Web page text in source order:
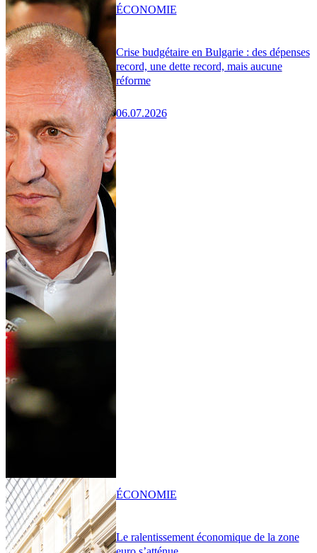
Crise budgétaire en Bulgarie : des dépenses
record, une dette record, mais aucune
réforme
06.07.2026
ÉCONOMIE
Le ralentissement économique de la zone
ÉCONOMIE